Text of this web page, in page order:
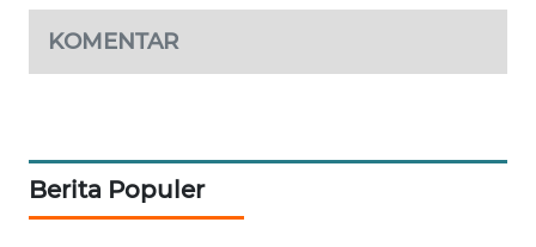
KOMENTAR
Berita Populer
WAHANA
HEALTH
LAPAK